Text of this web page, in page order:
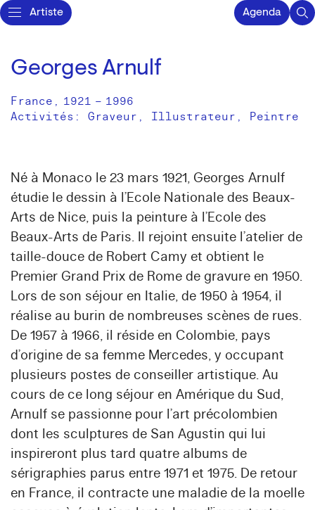
Artiste Agenda
Georges Arnulf
France , 1921 – 1996
Activités: Graveur Illustrateur Peintre
Né à Monaco le 23 mars 1921, Georges Arnulf
étudie le dessin à l’Ecole Nationale des Beaux-
Arts de Nice, puis la peinture à l’Ecole des
Beaux-Arts de Paris. Il rejoint ensuite l’atelier de
taille-douce de Robert Camy et obtient le
Premier Grand Prix de Rome de gravure en 1950.
Lors de son séjour en Italie, de 1950 à 1954, il
réalise au burin de nombreuses scènes de rues.
De 1957 à 1966, il réside en Colombie, pays
d’origine de sa femme Mercedes, y occupant
plusieurs postes de conseiller artistique. Au
cours de ce long séjour en Amérique du Sud,
Arnulf se passionne pour l’art précolombien
dont les sculptures de San Agustin qui lui
inspireront plus tard quatre albums de
sérigraphies parus entre 1971 et 1975. De retour
en France, il contracte une maladie de la moelle